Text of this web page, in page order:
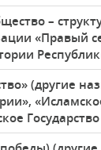
–
«Правый
(другие